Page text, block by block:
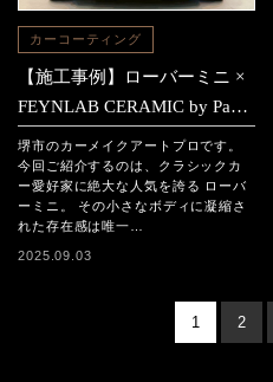
カーコーティング
【施工事例】ローバーミニ ×
FEYNLAB CERAMIC by Paul
Dalton
堺市のカーメイクアートプロです。
今回ご紹介するのは、クラシックカ
ー愛好家に絶大な人気を誇る ローバ
ーミニ。 その小さなボディに凝縮さ
れた存在感は唯一…
2025.09.03
1 2